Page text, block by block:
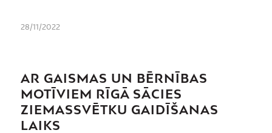
28/11/2022
AR GAISMAS UN BĒRNĪBAS
MOTĪVIEM RĪGĀ SĀCIES
ZIEMASSVĒTKU GAIDĪŠANAS
LAIKS